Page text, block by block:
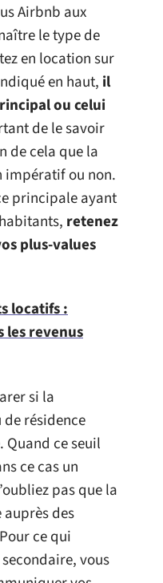
Airbnb aux
le type de
en location sur
en haut, il
ou celui
de le savoir
de cela que la
impératif ou non.
principale ayant
retenez
plus-values
locatifs :
les revenus
si la
résidence
Quand ce seuil
ce cas un
pas que la
des
ce qui
vous